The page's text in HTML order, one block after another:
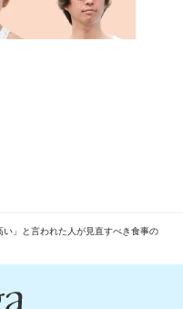
」と言われた人が見直すべき食事の